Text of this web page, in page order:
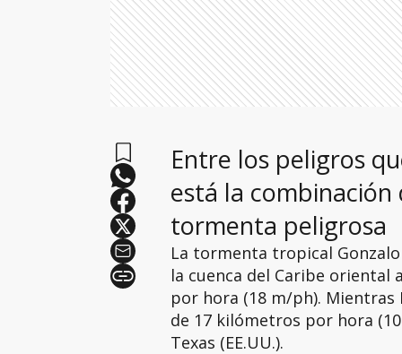
Entre los peligros
está la
tormenta peligrosa
La tormenta tropical
la cuenca del Caribe oriental
por hora (18 m/ph). Mientras
de 17 kilómetros por hora
Texas (EE.UU.).